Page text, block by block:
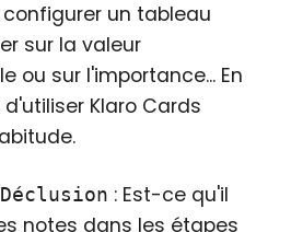
un tableau
sur la valeur
ou sur l'importance... En
Klaro Cards
Déclusion : Est-ce qu'il
notes dans les étapes